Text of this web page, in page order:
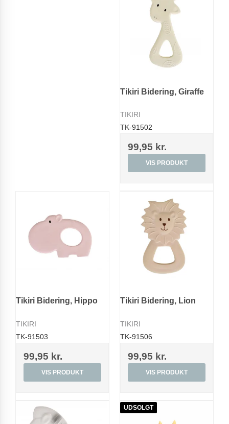
Tikiri Bidering, Giraffe
TIKIRI
TK-91502
99,95 kr.
VIS PRODUKT
Tikiri Bidering, Hippo
TIKIRI
TK-91503
99,95 kr.
VIS PRODUKT
Tikiri Bidering, Lion
TIKIRI
TK-91506
99,95 kr.
VIS PRODUKT
UDSOLGT